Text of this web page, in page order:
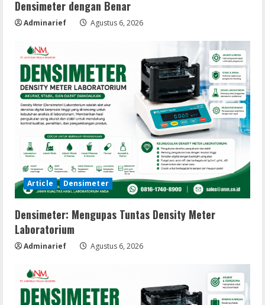
Densimeter dengan Benar
Adminarief Agustus 6, 2026
Article Densimeter
Densimeter: Mengupas Tuntas Density Meter
Laboratorium
Adminarief Agustus 6, 2026